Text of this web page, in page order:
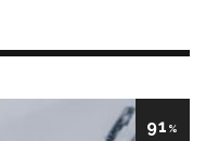
91 %